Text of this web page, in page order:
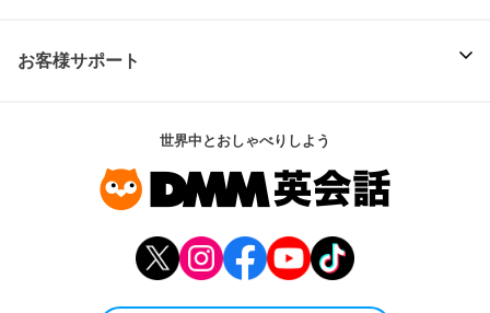
お客様サポート
世界中とおしゃべりしよう